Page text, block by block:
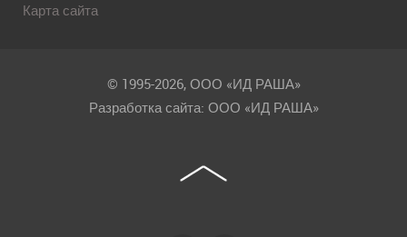
Карта сайта
© 1995-2026, ООО «ИД РАША»
Разработка сайта: ООО «ИД РАША»